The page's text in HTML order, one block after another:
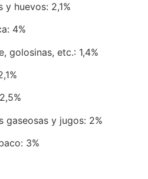
huevos: 2,1%
4%
golosinas, etc.: 1,4%
gaseosas y jugos: 2%
3%